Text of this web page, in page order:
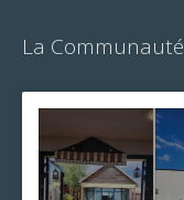
La Communauté